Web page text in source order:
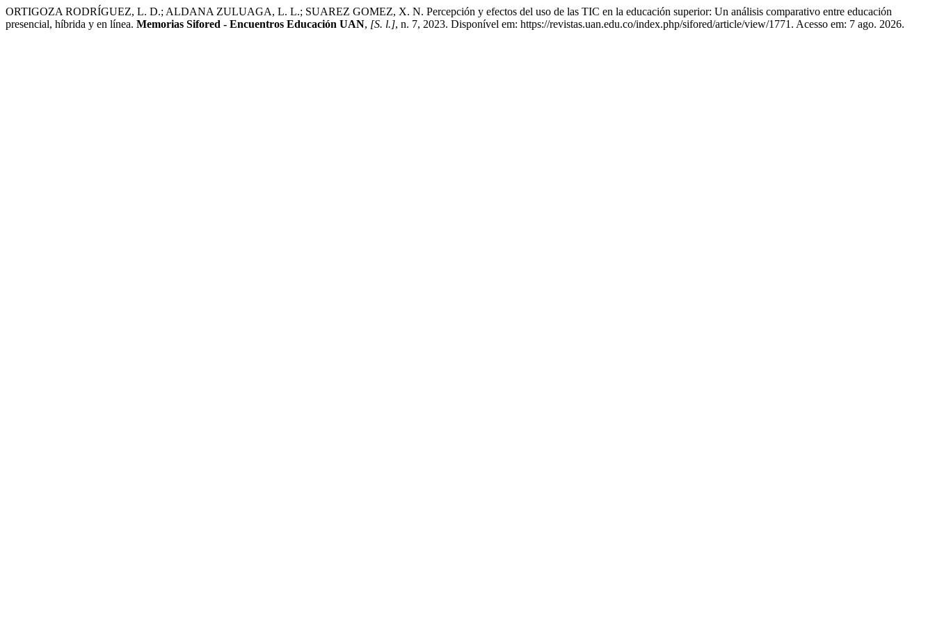
ORTIGOZA RODRÍGUEZ, L. D.; ALDANA ZULUAGA, L. L.; SUAREZ GOMEZ, X. N. Percepción y efectos del uso de las TIC en la educación superior: Un análisis comparativo entre educación
presencial, híbrida y en línea. Memorias Sifored - Encuentros Educación UAN, [S. l.], n. 7, 2023. Disponível em: https://revistas.uan.edu.co/index.php/sifored/article/view/1771. Acesso em: 7 ago. 2026.